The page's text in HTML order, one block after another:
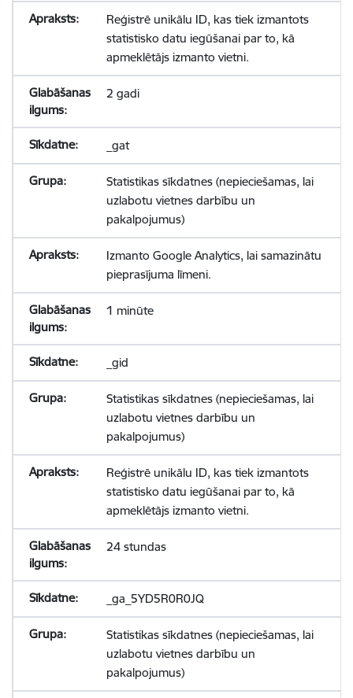
Reģistrē unikālu ID, kas tiek izmantots
statistisko datu iegūšanai par to, kā
apmeklētājs izmanto vietni.
2 gadi
_gat
Statistikas sīkdatnes (nepieciešamas, lai
uzlabotu vietnes darbību un
pakalpojumus)
Izmanto Google Analytics, lai samazinātu
pieprasījuma līmeni.
1 minūte
_gid
Statistikas sīkdatnes (nepieciešamas, lai
uzlabotu vietnes darbību un
pakalpojumus)
Reģistrē unikālu ID, kas tiek izmantots
statistisko datu iegūšanai par to, kā
apmeklētājs izmanto vietni.
24 stundas
_ga_5YD5R0R0JQ
Statistikas sīkdatnes (nepieciešamas, lai
uzlabotu vietnes darbību un
pakalpojumus)